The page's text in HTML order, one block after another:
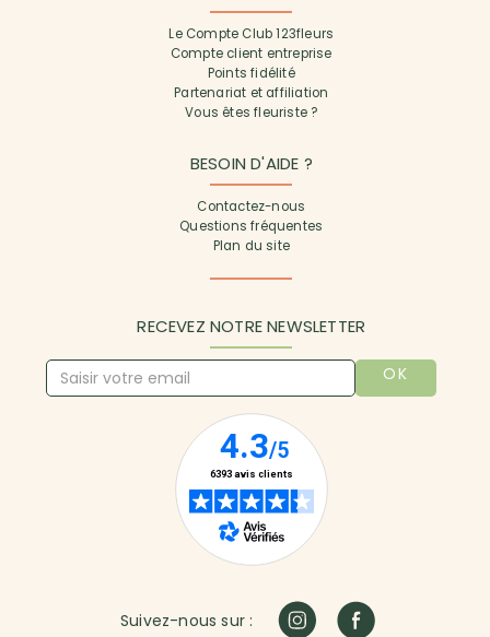
Le Compte Club 123fleurs
Compte client entreprise
Points fidélité
Partenariat et affiliation
Vous êtes fleuriste ?
BESOIN D'AIDE ?
Contactez-nous
Questions fréquentes
Plan du site
RECEVEZ NOTRE NEWSLETTER
OK
Suivez-nous sur :